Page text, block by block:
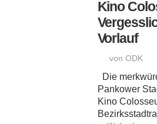
Kino
Vorlauf
von ODK
Die
Pankower
Kino